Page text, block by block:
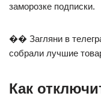
заморозке подписки.
�� Загляни в
собрали лучшие
Как